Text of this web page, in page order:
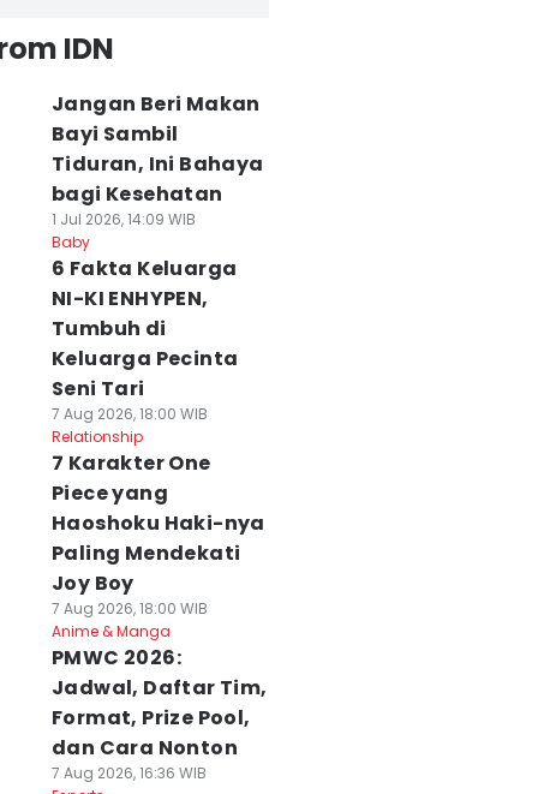
IDN
Jangan Beri Makan
Bayi Sambil
Tiduran, Ini Bahaya
bagi Kesehatan
1 Jul 2026, 14:09 WIB
Baby
6 Fakta Keluarga
NI-KI ENHYPEN,
Tumbuh di
Keluarga Pecinta
Seni Tari
7 Aug 2026, 18:00 WIB
Relationship
7 Karakter One
Piece yang
Haoshoku Haki-nya
Paling Mendekati
Joy Boy
7 Aug 2026, 18:00 WIB
Anime & Manga
PMWC 2026:
Jadwal, Daftar Tim,
Format, Prize Pool,
dan Cara Nonton
7 Aug 2026, 16:36 WIB